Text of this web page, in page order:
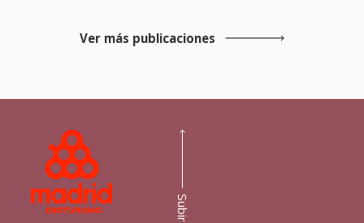
Ver más publicaciones
Subir